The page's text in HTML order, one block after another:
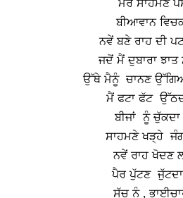
ਮੇਰੇ ਸਾਹਮਣੇ
ਬੀਆਵਾਨ
ਨਵੇਂ ਬਣੇ ਰਾਹ ਦੀ
ਜਦੋਂ ਮੈਂ ਦੁਬਾਰਾ ਝਾਤ
ਉੱਥੇ ਮੈਨੂੰ ਚਾਨਣ
ਮੈਂ ਫਟਾ ਫੱਟ
ਬੀਜਾਂ ਨੂੰ ਚੁੱਕਦਾ
ਸਾਹਮਣੇ ਖੜ੍ਹੇ
ਨਵੇਂ ਰਾਹ ਖੋਦਣ
ਪੈਰ ਪੁੱਟਣ ਜੁੱਟਦਾ
ਸੱਚ ਨੂੰ ,